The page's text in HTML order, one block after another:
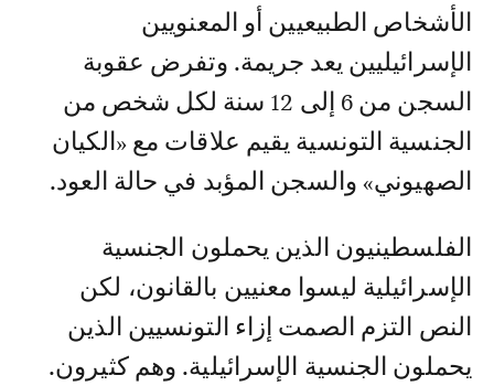
الأشخاص الطبيعيين أو المعنويين
الإسرائيليين يعد جريمة. وتفرض عقوبة
السجن من 6 إلى 12 سنة لكل شخص من
الجنسية التونسية يقيم علاقات مع «الكيان
الصهيوني» والسجن المؤبد في حالة العود.
الفلسطينيون الذين يحملون الجنسية
الإسرائيلية ليسوا معنيين بالقانون، لكن
النص التزم الصمت إزاء التونسيين الذين
يحملون الجنسية الإسرائيلية. وهم كثيرون.